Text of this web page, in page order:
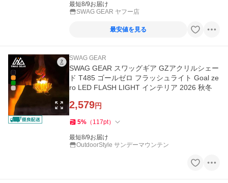
最短8/9お届け
SWAG GEAR ヤフー店
最安値を見る
SWAG GEAR
SWAG GEAR スワッグギア GZアクリルシェー
ド T485 ゴールゼロ フラッシュライト Goal ze
ro LED FLASH LIGHT インテリア 2026 秋冬
2,579円
5% （ 117pt）
最短8/9お届け
OutdoorStyle サンデーマウンテン